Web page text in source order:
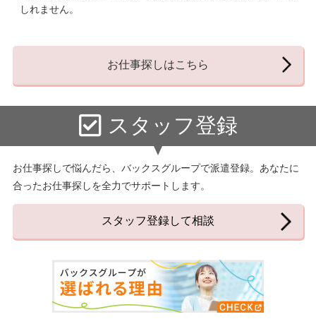
しれません。
お仕事探しはこちら
スタッフ登録
お仕事探しで悩んだら、バックスグループで派遣登録。あなたに
合ったお仕事探しを全力でサポートします。
スタッフ登録して相談